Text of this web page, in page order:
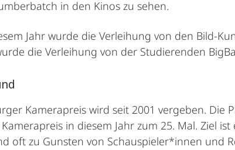
in den Kinos zu sehen.
Jahr wurde die Verleihung von den Bild-
die Verleihung von der Studierenden
Kamerapreis wird seit 2001 vergeben.
in diesem Jahr zum 25. Mal. Ziel
oft zu Gunsten von Schauspieler*innen und